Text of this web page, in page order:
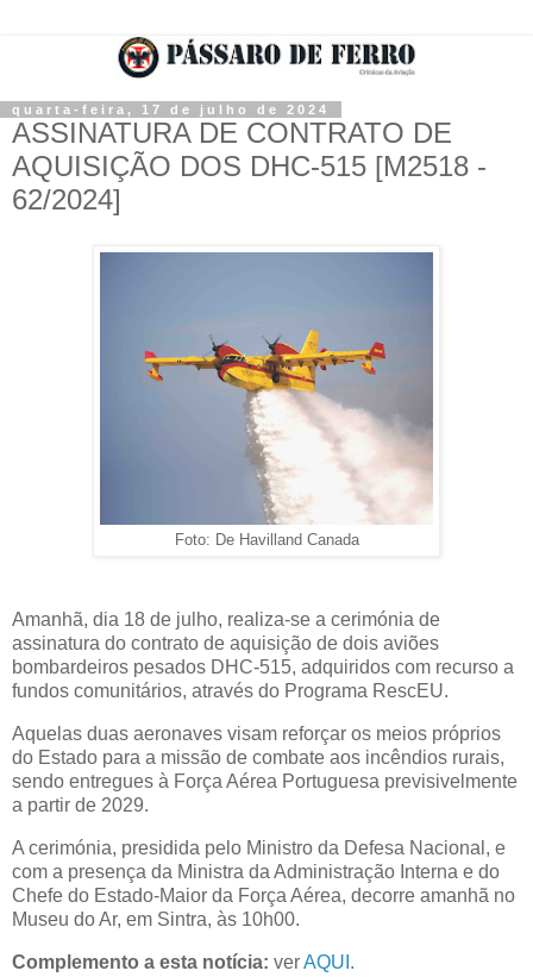
quarta-feira, 17 de julho de 2024
ASSINATURA DE CONTRATO DE
AQUISIÇÃO DOS DHC-515 [M2518 -
62/2024]
Foto: De Havilland Canada
Amanhã, dia 18 de julho, realiza-se a cerimónia de
assinatura do contrato de aquisição de dois aviões
bombardeiros pesados DHC-515, adquiridos com recurso a
fundos comunitários, através do Programa RescEU.
Aquelas duas aeronaves visam reforçar os meios próprios
do Estado para a missão de combate aos incêndios rurais,
sendo entregues à Força Aérea Portuguesa previsivelmente
a partir de 2029.
A cerimónia, presidida pelo Ministro da Defesa Nacional, e
com a presença da Ministra da Administração Interna e do
Chefe do Estado-Maior da Força Aérea, decorre amanhã no
Museu do Ar, em Sintra, às 10h00.
Complemento a esta notícia: verAQUI.